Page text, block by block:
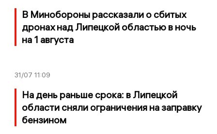
В Минобороны рассказали о сбитых
дронах над Липецкой областью в ночь
на 1 августа
31/07 11:09
На день раньше срока: в Липецкой
области сняли ограничения на заправку
бензином